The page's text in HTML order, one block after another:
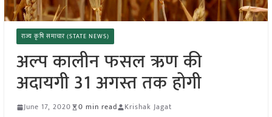
राज्य कृषि समाचार (STATE NEWS)
अल्प कालीन फसल ऋण की
अदायगी 31 अगस्त तक होगी
June 17, 2020 0 min read Krishak Jagat